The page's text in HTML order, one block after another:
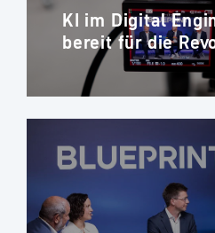
KI im Digital
bereit für die